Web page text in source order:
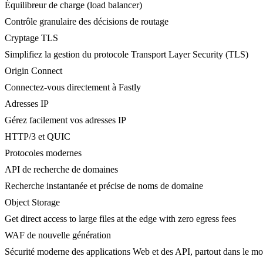
Équilibreur de charge (load balancer)
Contrôle granulaire des décisions de routage
Cryptage TLS
Simplifiez la gestion du protocole Transport Layer Security (TLS)
Origin Connect
Connectez-vous directement à Fastly
Adresses IP
Gérez facilement vos adresses IP
HTTP/3 et QUIC
Protocoles modernes
API de recherche de domaines
Recherche instantanée et précise de noms de domaine
Object Storage
Get direct access to large files at the edge with zero egress fees
WAF de nouvelle génération
Sécurité moderne des applications Web et des API, partout dans le